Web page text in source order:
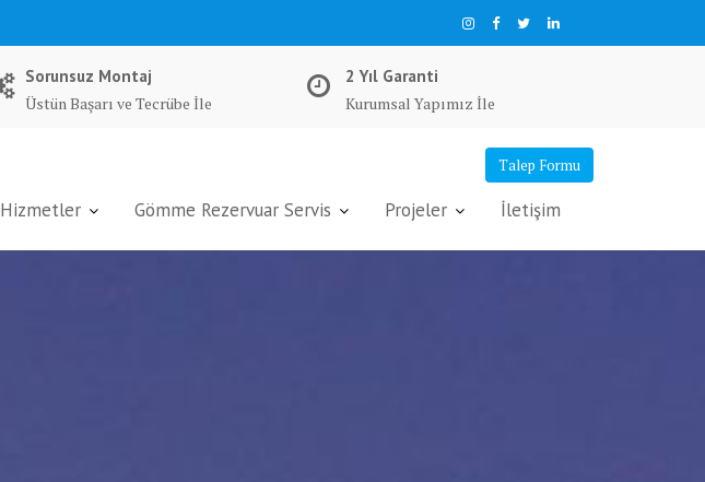
Sorunsuz Montaj
Üstün Başarı ve Tecrübe İle
2 Yıl Garanti
Kurumsal Yapımız İle
Talep Formu
Hizmetler Gömme Rezervuar Servis Projeler İletişim